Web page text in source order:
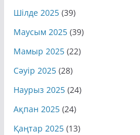
Шілде 2025(39)
Маусым 2025(39)
Мамыр 2025(22)
Сәуір 2025(28)
Наурыз 2025(24)
Ақпан 2025(24)
Қаңтар 2025(13)